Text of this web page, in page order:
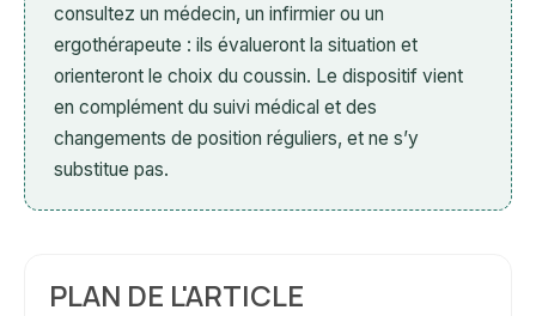
consultez un médecin, un infirmier ou un
ergothérapeute : ils évalueront la situation et
orienteront le choix du coussin. Le dispositif vient
en complément du suivi médical et des
changements de position réguliers, et ne s’y
substitue pas.
PLAN DE L'ARTICLE